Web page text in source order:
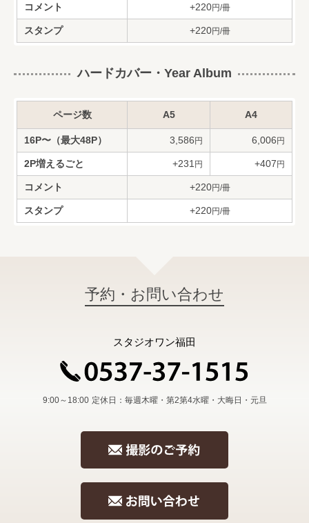
コメント +220円/冊
スタンプ +220円/冊
ハードカバー・Year Album
ページ数 A5 A4
16P〜（最大48P） 3,586 円 6,006 円
2P増えるごと +231 円 +407 円
コメント +220円/冊
スタンプ +220円/冊
予約・お問い合わせ
スタジオワン福田
9:00～18:00 定休日：毎週木曜・第2第4水曜・大晦日・元旦